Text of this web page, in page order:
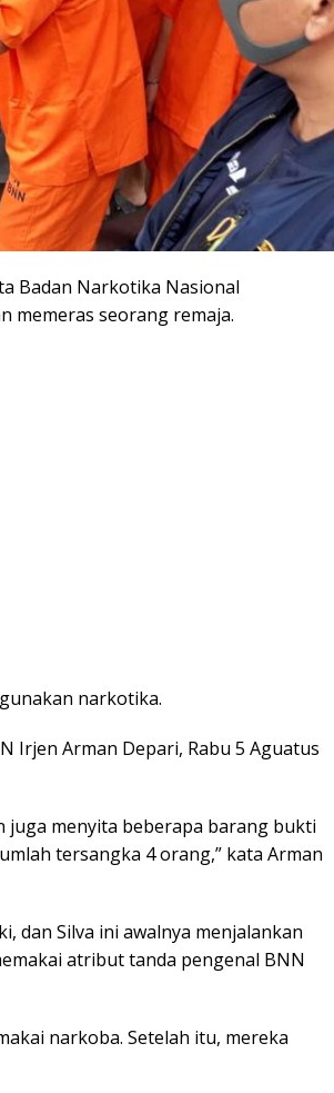
Badan Narkotika Nasional
memeras seorang remaja.
narkotika.
Irjen Arman Depari, Rabu 5 Aguatus
juga menyita beberapa barang bukti
tersangka 4 orang,” kata Arman
dan Silva ini awalnya menjalankan
atribut tanda pengenal BNN
narkoba. Setelah itu, mereka